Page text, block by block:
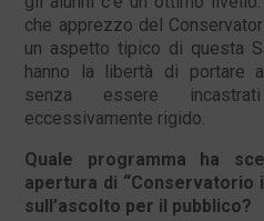
che apprezzo del
un aspetto tipico di questa
hanno la libertà di portare
senza essere
eccessivamente rigido.
Quale programma ha
apertura di “Conservatorio
sull’ascolto per il pubblico?